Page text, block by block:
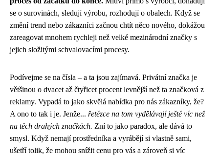
se o surovinách, sledují výrobu, rozhodují o obalech. Když se
změní trend nebo zákazníci začnou chtít něco nového, dokážou
zareagovat mnohem rychleji než velké mezinárodní značky s
jejich složitými schvalovacími procesy.
Podívejme se na čísla – a ta jsou zajímavá. Privátní značka je
většinou o dvacet až čtyřicet procent levnější než ta značková z
reklamy. Vypadá to jako skvělá nabídka pro nás zákazníky, že?
A ono to tak i je. Jenže... řetězce na tom vydělávají ještě víc než
na těch drahých značkách. Zní to jako paradox, ale dává to
smysl. Když nemají prostředníka a vyrábějí si vlastně sami,
ušetří tolik, že mohou snížit cenu pro vás a zároveň si víc